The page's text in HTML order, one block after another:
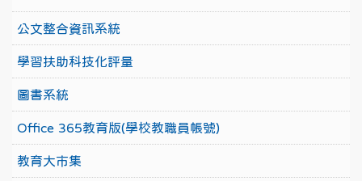
公文整合資訊系統
學習扶助科技化評量
圖書系統
Office 365教育版(學校教職員帳號)
教育大市集